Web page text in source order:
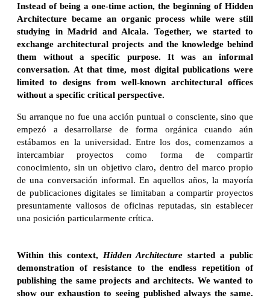
Instead of being a one-time action, the beginning of Hidden
Architecture became an organic process while were still
studying in Madrid and Alcala. Together, we started to
exchange architectural projects and the knowledge behind
them without a specific purpose. It was an informal
conversation. At that time, most digital publications were
limited to designs from well-known architectural offices
without a specific critical perspective.
Su arranque no fue una acción puntual o consciente, sino que
empezó a desarrollarse de forma orgánica cuando aún
estábamos en la universidad. Entre los dos, comenzamos a
intercambiar proyectos como forma de compartir
conocimiento, sin un objetivo claro, dentro del marco propio
de una conversación informal. En aquellos años, la mayoría
de publicaciones digitales se limitaban a compartir proyectos
presuntamente valiosos de oficinas reputadas, sin establecer
una posición particularmente crítica.
Within this context, Hidden Architecture started a public
demonstration of resistance to the endless repetition of
publishing the same projects and architects. We wanted to
show our exhaustion to seeing published always the same.